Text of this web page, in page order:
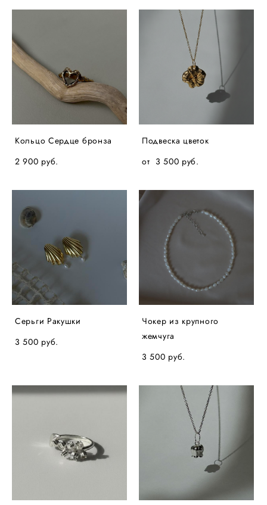
Кольцо Сердце бронза
2 900 pуб.
Подвеска цветок
от 3 500 pуб.
Серьги Ракушки
3 500 pуб.
Чокер из крупного
жемчуга
3 500 pуб.